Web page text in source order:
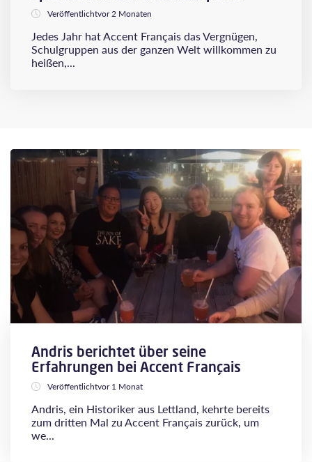
Veröffentlichtvor 2 Monaten
Jedes Jahr hat Accent Français das Vergnügen,
Schulgruppen aus der ganzen Welt willkommen zu
heißen,...
Andris berichtet über seine
Erfahrungen bei Accent Français
Veröffentlichtvor 1 Monat
Andris, ein Historiker aus Lettland, kehrte bereits
zum dritten Mal zu Accent Français zurück, um
we...